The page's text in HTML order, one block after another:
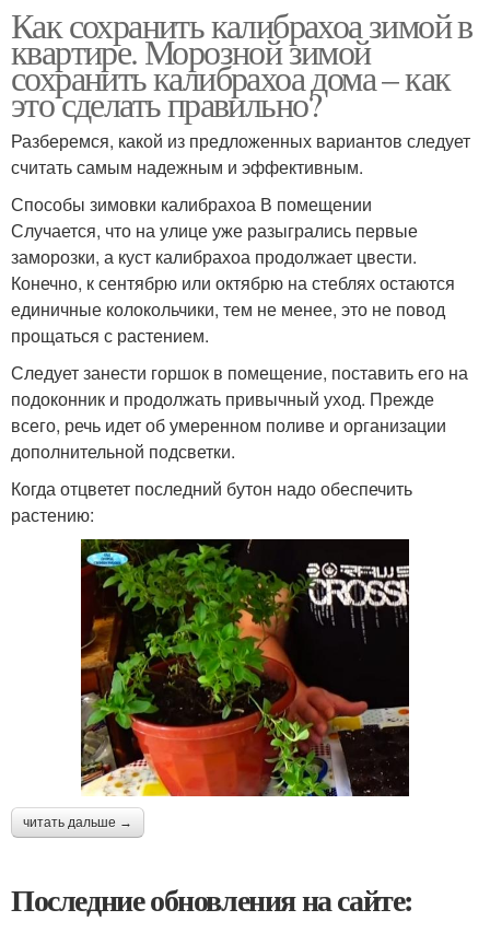
Как сохранить калибрахоа зимой в
квартире. Морозной зимой
сохранить калибрахоа дома – как
это сделать правильно?
Разберемся, какой из предложенных вариантов следует
считать самым надежным и эффективным.
Способы зимовки калибрахоа В помещении
Случается, что на улице уже разыгрались первые
заморозки, а куст калибрахоа продолжает цвести.
Конечно, к сентябрю или октябрю на стеблях остаются
единичные колокольчики, тем не менее, это не повод
прощаться с растением.
Следует занести горшок в помещение, поставить его на
подоконник и продолжать привычный уход. Прежде
всего, речь идет об умеренном поливе и организации
дополнительной подсветки.
Когда отцветет последний бутон надо обеспечить
растению:
читать дальше →
Последние обновления на сайте: